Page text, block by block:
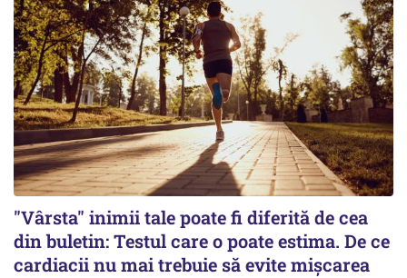
"Vârsta" inimii tale poate fi diferită de cea
din buletin: Testul care o poate estima. De ce
cardiacii nu mai trebuie să evite mișcarea